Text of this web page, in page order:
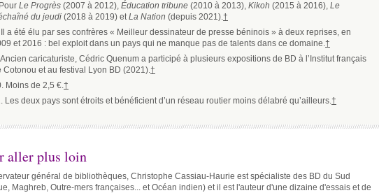
Le Progrès (2007 à 2012), Éducation tribune (2010 à 2013), Kikoh (2015 à 2016), Le
du jeudi (2018 à 2019) etLa Nation (depuis 2021).†
a été élu par ses confrères « Meilleur dessinateur de presse béninois » à deux reprises, en
et 2016 : bel exploit dans un pays qui ne manque pas de talents dans ce domaine.†
caricaturiste, Cédric Quenum a participé à plusieurs expositions de BD à l’Institut français
Cotonou et au festival Lyon BD (2021).†
Moins de 2,5 €.†
Les deux pays sont étroits et bénéficient d’un réseau routier moins délabré qu’ailleurs.†
aller plus loin
général de bibliothèques, Christophe Cassiau-Haurie est spécialiste des BD du Sud
Maghreb, Outre-mers françaises... et Océan indien) et il est l'auteur d'une dizaine d'essais et de